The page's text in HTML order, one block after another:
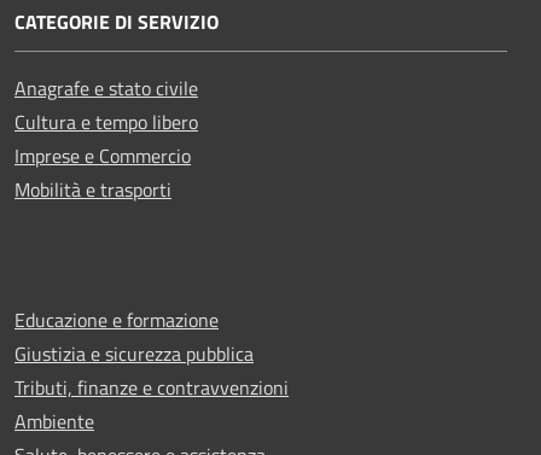
CATEGORIE DI SERVIZIO
Anagrafe e stato civile
Cultura e tempo libero
Imprese e Commercio
Mobilità e trasporti
Educazione e formazione
Giustizia e sicurezza pubblica
Tributi, finanze e contravvenzioni
Ambiente